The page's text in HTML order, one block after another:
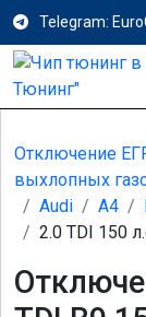
Telegram:
Отключение
выхлопных
Audi
A4
2.0 TDI 150